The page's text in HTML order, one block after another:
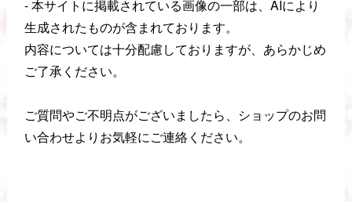
- 本サイトに掲載されている画像の一部は、AIにより
生成されたものが含まれております。
内容については十分配慮しておりますが、あらかじめ
ご了承ください。
ご質問やご不明点がございましたら、ショップのお問
い合わせよりお気軽にご連絡ください。